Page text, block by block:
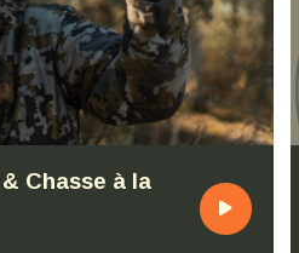
Chasse à la